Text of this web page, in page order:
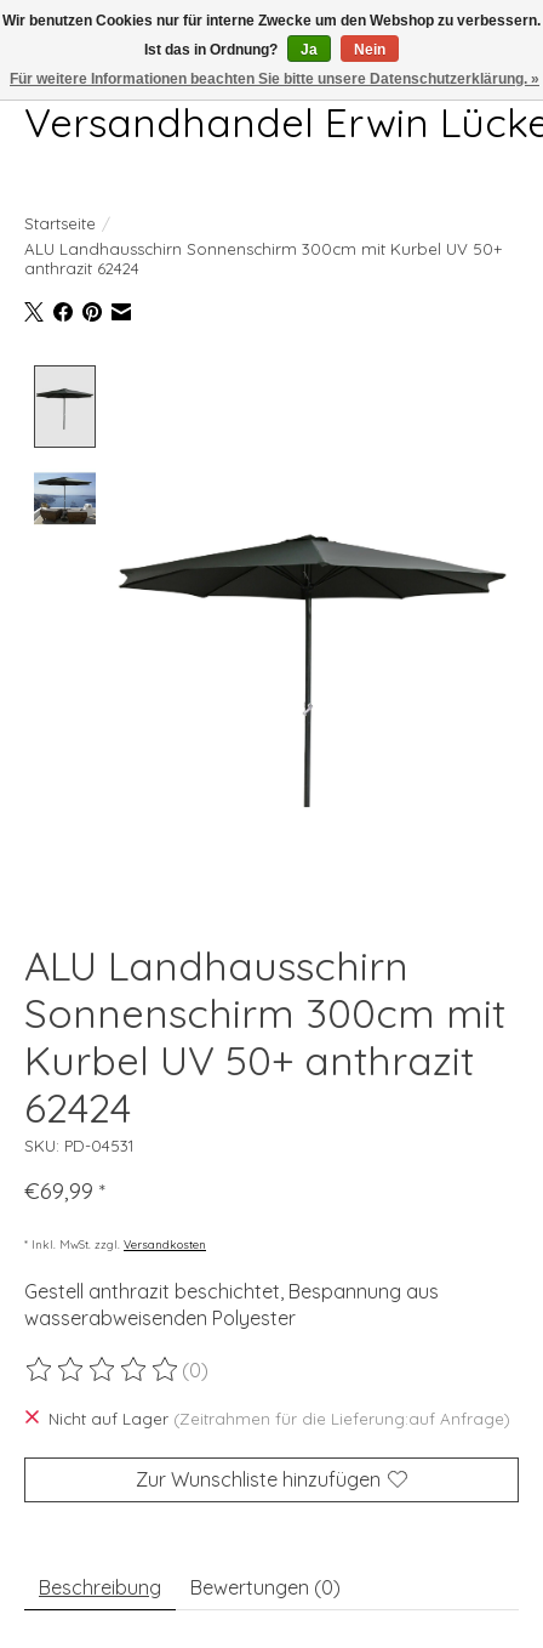
Telefon 04407 715872 MO-DO 7.00-17.00Uhr FR 7.00-13.00Uhr
Versandhandel Erwin
Startseite /
ALU Landhausschirn Sonnenschirm 300cm mit Kurbel UV 50+
anthrazit 62424
ALU Landhausschirn
Sonnenschirm 300cm mit
Kurbel UV 50+ anthrazit
62424
SKU: PD-04531
€69,99 *
* Inkl. MwSt. zzgl. Versandkosten
Gestell anthrazit beschichtet, Bespannung aus
wasserabweisenden Polyester
Die Bewertung dieses Produkts ist
(0)
Nicht auf Lager (Zeitrahmen für die Lieferung:auf Anfrage)
Zur Wunschliste hinzufügen
Beschreibung Bewertungen (0)
Wir benutzen Cookies nur für interne Zwecke um den Webshop zu verbessern.
Ist das in Ordnung?
Ja
Nein
Für weitere Informationen beachten Sie bitte unsere Datenschutzerklärung. »